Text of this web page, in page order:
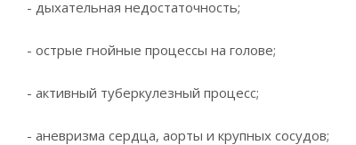
- дыхательная недостаточность;
- острые гнойные процессы на голове;
- активный туберкулезный процесс;
- аневризма сердца, аорты и крупных сосудов;